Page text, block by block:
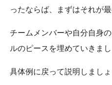
ったならば、まずはそれが
チームメンバーや自分自身
ルのピースを埋めていきまし
具体例に戻って説明しましょ